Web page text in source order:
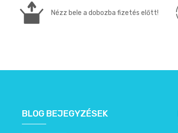
Nézz bele a dobozba fizetés előtt!
BLOG BEJEGYZÉSEK